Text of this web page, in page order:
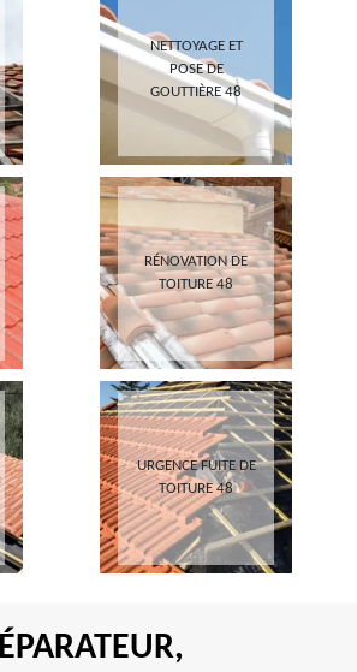
NETTOYAGE ET
POSE DE
GOUTTIÈRE 48
RÉNOVATION DE
TOITURE 48
URGENCE FUITE DE
TOITURE 48